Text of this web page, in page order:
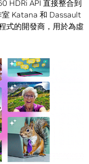
HDRi API 直接整合到
室 Katana 和 Dassault
式的開發商，用於為虛